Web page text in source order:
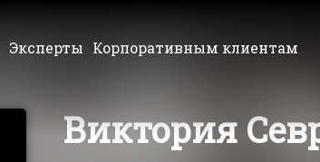
Эксперты Корпоративным клиентам
Виктория